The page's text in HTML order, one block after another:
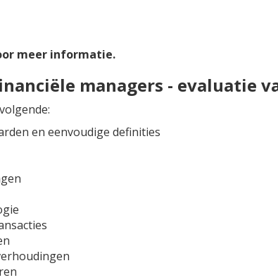
meer informatie.
managers - evaluatie
en eenvoudige definities